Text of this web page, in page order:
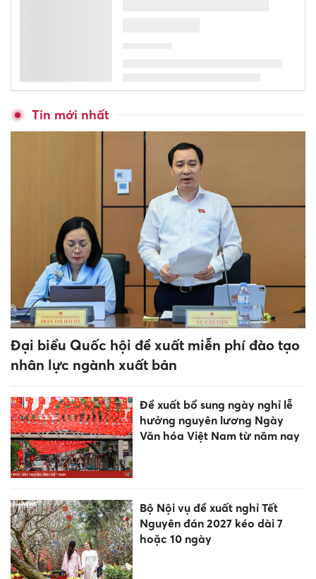
Không muốn phiền lòng người
khác, 4 con giáp luôn giả vờ
mạnh mẽ, tổn thương nhưng
không ai biết!
Từ Gala '1 Đêm – Ngàn Ước
Mơ' đến ngôi trường bừng
sáng giữa núi rừng Quảng
Ngãi
có nguy cơ phải đóng cửa
nghiệp cấp 2 đã học lớp 10:
Bất thường trong học bạ